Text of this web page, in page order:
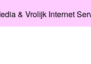
& Vrolijk Internet